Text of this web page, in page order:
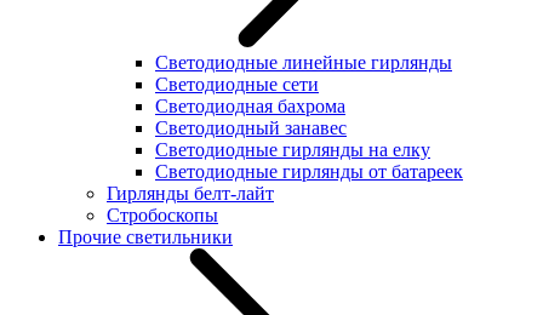
Светодиодные линейные гирлянды
Светодиодные сети
Светодиодная бахрома
Светодиодный занавес
Светодиодные гирлянды на елку
Светодиодные гирлянды от батареек
Гирлянды белт-лайт
Стробоскопы
Прочие светильники